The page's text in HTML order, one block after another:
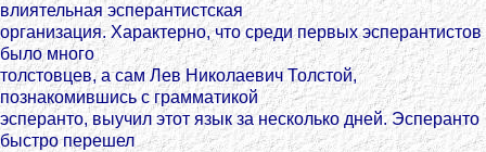
влиятельная эсперантистская
организация. Характерно, что среди первых эсперантистов
было много
толстовцев, а сам Лев Николаевич Толстой,
познакомившись с грамматикой
эсперанто, выучил этот язык за несколько дней. Эсперанто
быстро перешел